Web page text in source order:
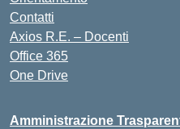
Contatti
Axios R.E. – Docenti
Office 365
One Drive
Amministrazione